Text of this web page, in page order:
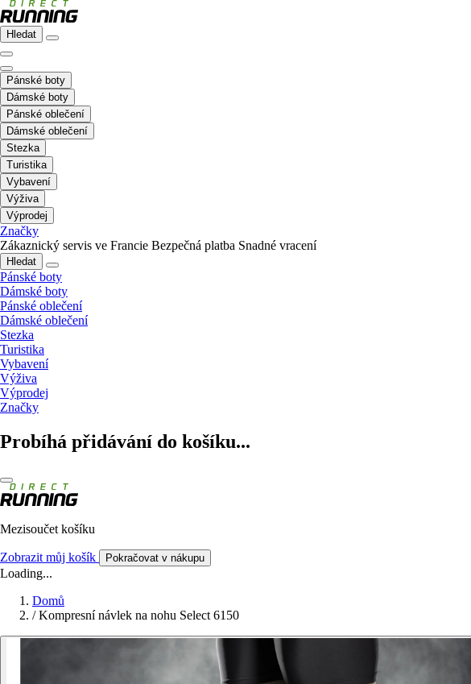
Hledat
Pánské boty
Dámské boty
Pánské oblečení
Dámské oblečení
Stezka
Turistika
Vybavení
Výživa
Výprodej
Značky
Zákaznický servis ve Francie Bezpečná platba Snadné vracení
Hledat
Pánské boty
Dámské boty
Pánské oblečení
Dámské oblečení
Stezka
Turistika
Vybavení
Výživa
Výprodej
Značky
Probíhá přidávání do košíku...
Mezisoučet košíku
Zobrazit můj košík Pokračovat v nákupu
Loading...
Domů
/ Kompresní návlek na nohu Select 6150